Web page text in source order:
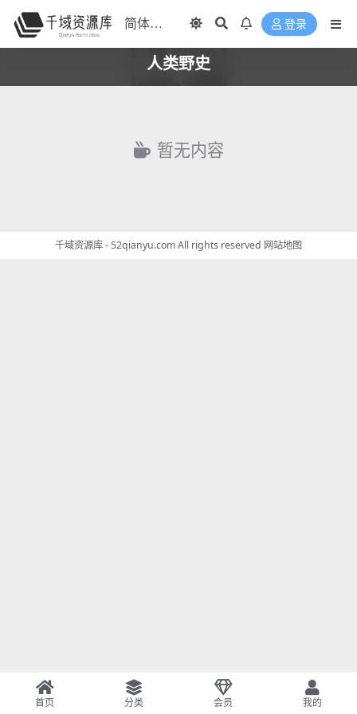
登录
人类野史
暂无内容
千域资源库 - 52qianyu.com All rights reserved 网站地图
首页 分类 会员 我的